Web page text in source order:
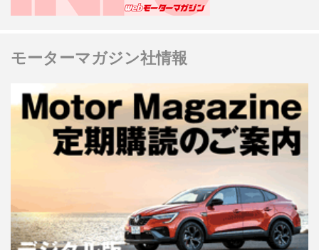
モーターマガジン社情報